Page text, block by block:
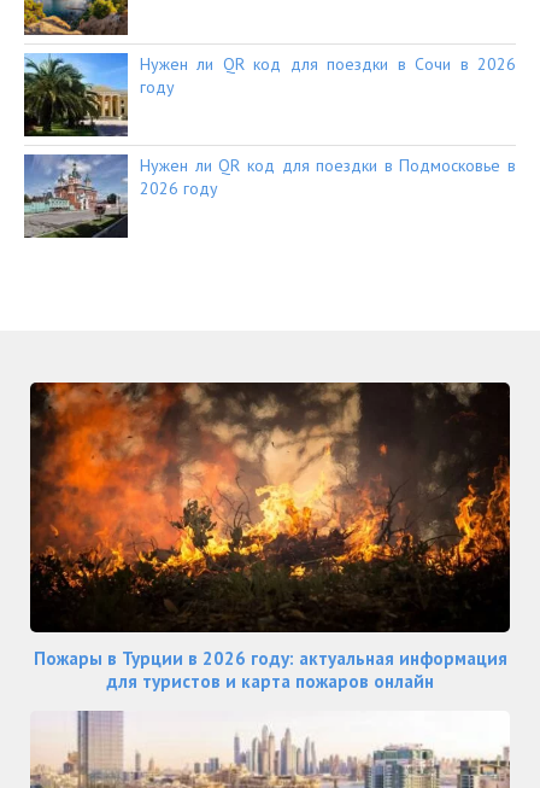
Нужен ли QR код для поездки в Сочи в 2026
году
Нужен ли QR код для поездки в Подмосковье в
2026 году
Пожары в Турции в 2026 году: актуальная информация
для туристов и карта пожаров онлайн